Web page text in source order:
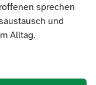
sprechen
und
Alltag.